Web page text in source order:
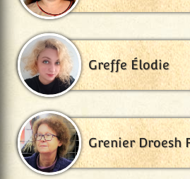
Greffe Élodie
Grenier Droesh